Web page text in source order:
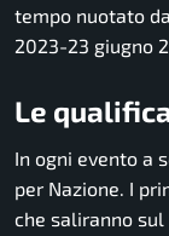
tempo nuotato
2023-23 giugno
Le
In ogni evento a
per Nazione. I
che saliranno sul